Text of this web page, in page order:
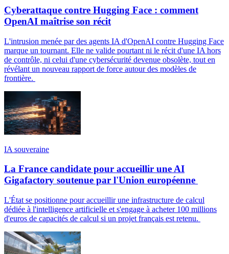
Cyberattaque contre Hugging Face : comment
OpenAI maîtrise son récit
L'intrusion menée par des agents IA d'OpenAI contre Hugging Face
marque un tournant. Elle ne valide pourtant ni le récit d'une IA hors
de contrôle, ni celui d'une cybersécurité devenue obsolète, tout en
révélant un nouveau rapport de force autour des modèles de
frontière.
IA souveraine
La France candidate pour accueillir une AI
Gigafactory soutenue par l'Union européenne
L'État se positionne pour accueillir une infrastructure de calcul
dédiée à l'intelligence artificielle et s'engage à acheter 100 millions
d'euros de capacités de calcul si un projet français est retenu.